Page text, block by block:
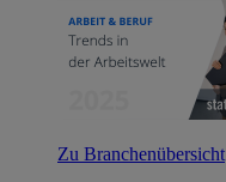
Zu Branchenübersicht